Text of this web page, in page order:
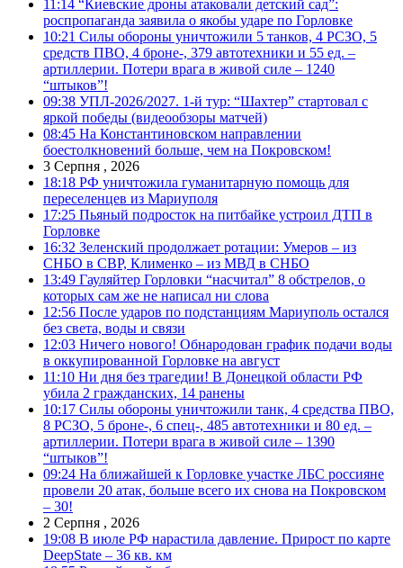
11:14 “Киевские дроны атаковали детский сад”:
роспропаганда заявила о якобы ударе по Горловке
10:21 Силы обороны уничтожили 5 танков, 4 РСЗО, 5
средств ПВО, 4 броне-, 379 автотехники и 55 ед. –
артиллерии. Потери врага в живой силе – 1240
“штыков”!
09:38 УПЛ-2026/2027. 1-й тур: “Шахтер” стартовал с
яркой победы (видеообзоры матчей)
08:45 На Константиновском направлении
боестолкновений больше, чем на Покровском!
3 Серпня , 2026
18:18 РФ уничтожила гуманитарную помощь для
переселенцев из Мариуполя
17:25 Пьяный подросток на питбайке устроил ДТП в
Горловке
16:32 Зеленский продолжает ротации: Умеров – из
СНБО в СВР, Клименко – из МВД в СНБО
13:49 Гауляйтер Горловки “насчитал” 8 обстрелов, о
которых сам же не написал ни слова
12:56 После ударов по подстанциям Мариуполь остался
без света, воды и связи
12:03 Ничего нового! Обнародован график подачи воды
в оккупированной Горловке на август
11:10 Ни дня без трагедии! В Донецкой области РФ
убила 2 гражданских, 14 ранены
10:17 Силы обороны уничтожили танк, 4 средства ПВО,
8 РСЗО, 5 броне-, 6 спец-, 485 автотехники и 80 ед. –
артиллерии. Потери врага в живой силе – 1390
“штыков”!
09:24 На ближайшей к Горловке участке ЛБС россияне
провели 20 атак, больше всего их снова на Покровском
– 30!
2 Серпня , 2026
19:08 В июле РФ нарастила давление. Прирост по карте
DeepState – 36 кв. км